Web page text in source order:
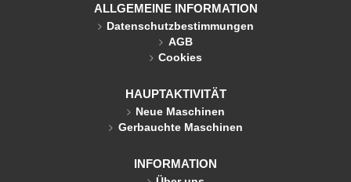
ALLGEMEINE INFORMATION
Datenschutzbestimmungen
AGB
Cookies
HAUPTAKTIVITÄT
Neue Maschinen
Gerbauchte Maschinen
INFORMATION